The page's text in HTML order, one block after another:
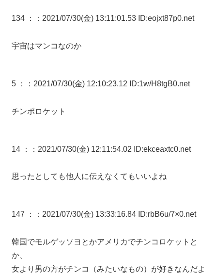
134 ： ：2021/07/30(金) 13:11:01.53 ID:eojxt87p0.net
宇宙はマンコなのか
5 ： ：2021/07/30(金) 12:10:23.12 ID:1w/H8tgB0.net
チンポロケット
14 ： ：2021/07/30(金) 12:11:54.02 ID:ekceaxtc0.net
思ったとしても他人に伝えなくてもいいよね
147 ： ：2021/07/30(金) 13:33:16.84 ID:rbB6u/7×0.net
韓国でモルゲッソヨとかアメリカでチンコロケットと
か、
女より男の方がチンコ（みたいなもの）が好きなんだよ